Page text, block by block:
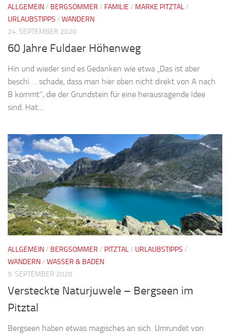
ALLGEMEIN/ BERGSOMMER / FAMILIE / MARKE PITZTAL/
URLAUBSTIPPS / WANDERN
24. SEPTEMBER 2020
60 Jahre Fuldaer Höhenweg
Hin und wieder sind es Gedanken wie etwa „Das ist aber
beschi … schade, dass man hier oben nicht direkt von A nach
B kommt“, die der Grundstein für eine herausragende Idee
sind. Hat...
ALLGEMEIN/ BERGSOMMER / PITZTAL/ URLAUBSTIPPS /
WANDERN/ WASSER & BADEN
9. SEPTEMBER 2020
Versteckte Naturjuwele – Bergseen im
Pitztal
Bergseen haben etwas magisches an sich. Umrundet von